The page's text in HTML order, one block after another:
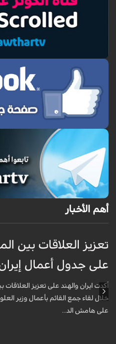
أهم الأخبار
تعزيز العلاقات بين
على جدول أعمال
أكدت ايران والهند على تعزيز
خلال لقاء جمع القائم بأعمال وزير
على هامش الد...